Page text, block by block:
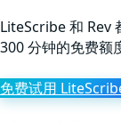
LiteScribe 和 Rev
300 分钟的免费额
免费试用